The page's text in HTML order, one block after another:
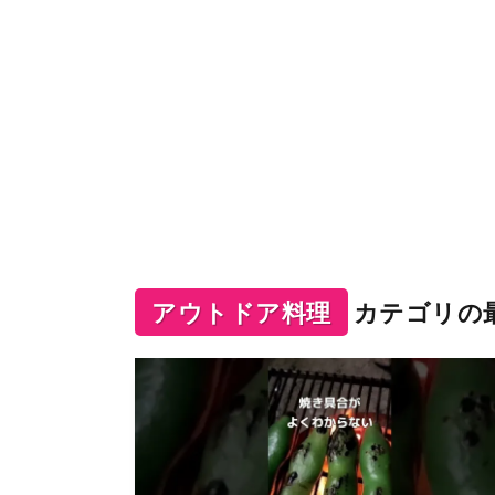
アウトドア料理 カテゴリの